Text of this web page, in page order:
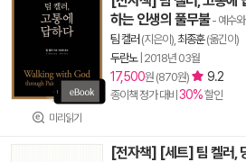
미리읽기
하는 인생의 풀무불- 예수와
팀 켈러 (지은이), 최종훈(옮긴이)
두란노| 2018년 03월
17,500원 (870원) 9.2
종이책 정가 대비 30%할인
[전자책] [세트] 팀 켈러,